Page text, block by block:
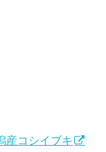
コシイブキ